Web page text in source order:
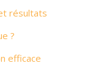
résultats
?
efficace